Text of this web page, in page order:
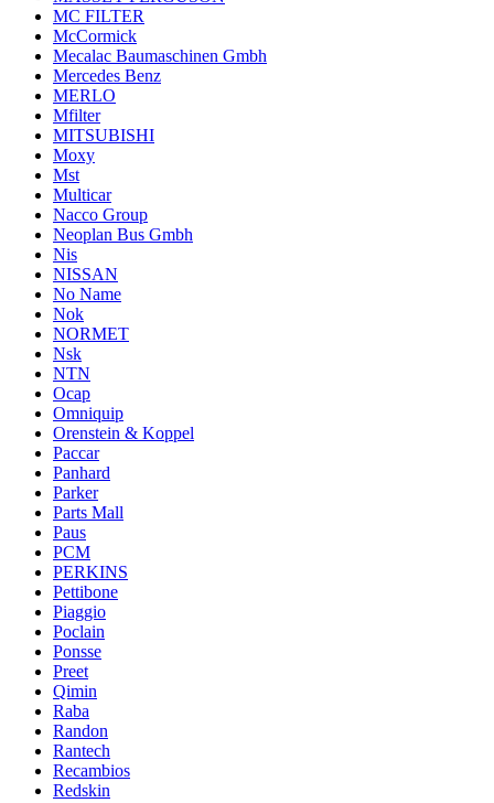
MC FILTER
McCormick
Mecalac Baumaschinen Gmbh
Mercedes Benz
MERLO
Mfilter
MITSUBISHI
Moxy
Mst
Multicar
Nacco Group
Neoplan Bus Gmbh
Nis
NISSAN
No Name
Nok
NORMET
Nsk
NTN
Ocap
Omniquip
Orenstein & Koppel
Paccar
Panhard
Parker
Parts Mall
Paus
PCM
PERKINS
Pettibone
Piaggio
Poclain
Ponsse
Preet
Qimin
Raba
Randon
Rantech
Recambios
Redskin